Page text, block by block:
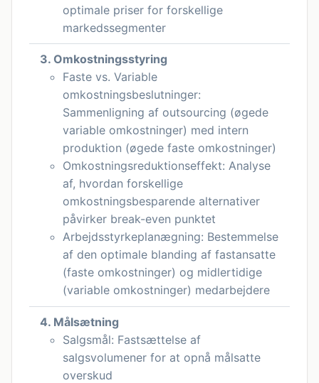
optimale priser for forskellige
markedssegmenter
3. Omkostningsstyring
Faste vs. Variable
omkostningsbeslutninger:
Sammenligning af outsourcing (øgede
variable omkostninger) med intern
produktion (øgede faste omkostninger)
Omkostningsreduktionseffekt: Analyse
af, hvordan forskellige
omkostningsbesparende alternativer
påvirker break-even punktet
Arbejdsstyrkeplanægning: Bestemmelse
af den optimale blanding af fastansatte
(faste omkostninger) og midlertidige
(variable omkostninger) medarbejdere
4. Målsætning
Salgsmål: Fastsættelse af
salgsvolumener for at opnå målsatte
overskud